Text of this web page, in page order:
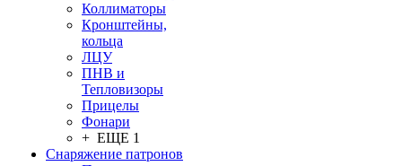
Коллиматоры
Кронштейны,
кольца
ЛЦУ
ПНВ и
Тепловизоры
Прицелы
Фонари
+ ЕЩЕ 1
Снаряжение патронов